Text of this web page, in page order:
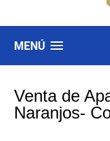
MENÚ
Venta de
Naranjos-